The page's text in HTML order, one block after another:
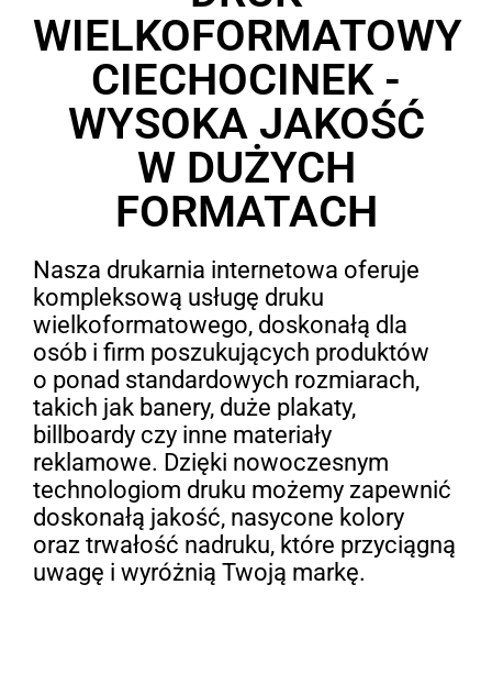
WIELKOFORMATOWY
CIECHOCINEK -
WYSOKA JAKOŚĆ
W DUŻYCH
FORMATACH
Nasza drukarnia internetowa oferuje
kompleksową usługę druku
wielkoformatowego, doskonałą dla
osób i firm poszukujących produktów
o ponad standardowych rozmiarach,
takich jak banery, duże plakaty,
billboardy czy inne materiały
reklamowe. Dzięki nowoczesnym
technologiom druku możemy zapewnić
doskonałą jakość, nasycone kolory
oraz trwałość nadruku, które przyciągną
uwagę i wyróżnią Twoją markę.